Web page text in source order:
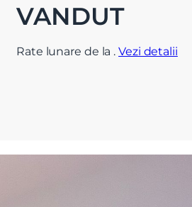
VANDUT
Rate lunare de la .Vezi detalii